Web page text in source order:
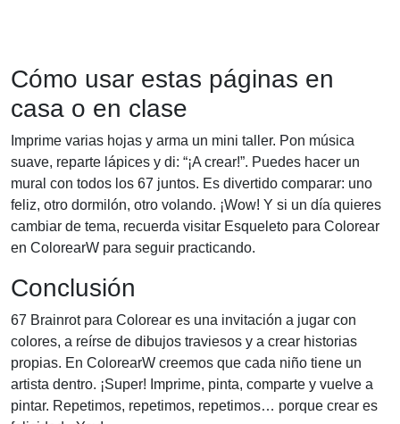
Cómo usar estas páginas en
casa o en clase
Imprime varias hojas y arma un mini taller. Pon música
suave, reparte lápices y di: “¡A crear!”. Puedes hacer un
mural con todos los 67 juntos. Es divertido comparar: uno
feliz, otro dormilón, otro volando. ¡Wow! Y si un día quieres
cambiar de tema, recuerda visitar Esqueleto para Colorear
en ColorearW para seguir practicando.
Conclusión
67 Brainrot para Colorear es una invitación a jugar con
colores, a reírse de dibujos traviesos y a crear historias
propias. En ColorearW creemos que cada niño tiene un
artista dentro. ¡Super! Imprime, pinta, comparte y vuelve a
pintar. Repetimos, repetimos, repetimos… porque crear es